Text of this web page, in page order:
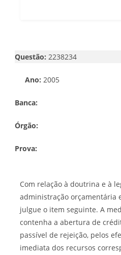
Questão: 2238234
Ano: 2005
Banca:
Órgão:
Prova:
Com relação à doutrina e à
administração orçamentária
julgue o item seguinte. A
contenha a abertura de
passível de rejeição, pelos
imediata dos recursos